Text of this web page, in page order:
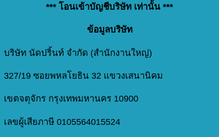
*** โอนเข้าบัญชีบริษัท เท่านั้น ***
ข้อมูลบริษัท
บริษัท นัดปริ้นท์ จำกัด (สำนักงานใหญ่)
327/19 ซอยพหลโยธิน 32 แขวงเสนานิคม
เขตจตุจักร กรุงเทพมหานคร 10900
เลขผู้เสียภาษี 0105564015524